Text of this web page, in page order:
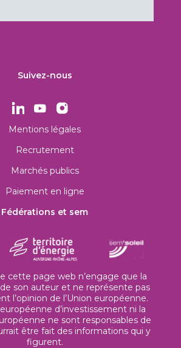
Suivez-nous
Mentions légales
Recrutement
Marchés publics
Paiement en ligne
Fédérations et sem
cette page web n’engage que la
son auteur et ne représente pas
l’opinion de l’Union européenne.
d’investissement ni la
ne sont responsables de
être fait des informations qui y
figurent.